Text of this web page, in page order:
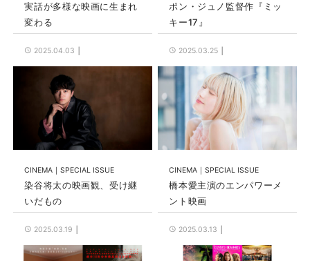
実話が多様な映画に生まれ
変わる
2025.04.03
ポン・ジュノ監督作『ミッ
キー17』
2025.03.25
CINEMA SPECIAL ISSUE
染谷将太の映画観、受け継
いだもの
2025.03.19
CINEMA SPECIAL ISSUE
橋本愛主演のエンパワーメ
ント映画
2025.03.13